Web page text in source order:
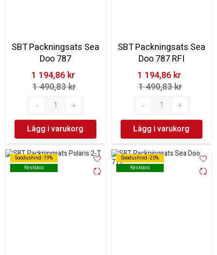
SBT Packningsats Sea
Doo 787
1 194,86 kr‎
1 490,83 kr‎
Lägg i varukorg
SBT Packningsats Sea
Doo 787 RFI
1 194,86 kr‎
1 490,83 kr‎
Lägg i varukorg
Soodushind -19%
Kesklaos
Soodushind -19%
Kesklaos
Soodushind -20%
Kesklaos
Soodushind -20%
Kesklaos